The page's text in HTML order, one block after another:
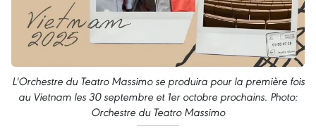
L'Orchestre du Teatro Massimo se produira pour la première fois
au Vietnam les 30 septembre et 1er octobre prochains. Photo:
Orchestre du Teatro Massimo